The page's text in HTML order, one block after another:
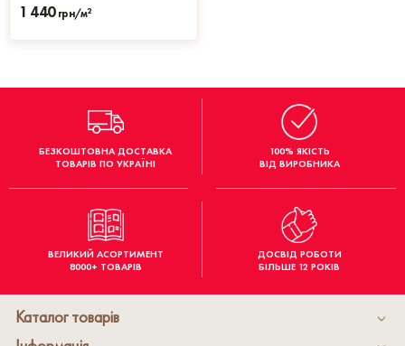
1 440 грн/м2
БЕЗКОШТОВНА ДОСТАВКА
ТОВАРІВ ПО УКРАЇНІ
100% ЯКІСТЬ
ВІД ВИРОБНИКА
ВЕЛИКИЙ АСОРТИМЕНТ
8000+ ТОВАРІВ
ДОСВІД РОБОТИ
БІЛЬШЕ 12 РОКІВ
Каталог товарів